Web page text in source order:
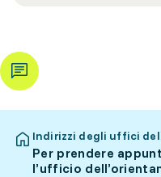
Indirizzi degli uffici
Per prendere
l’ufficio